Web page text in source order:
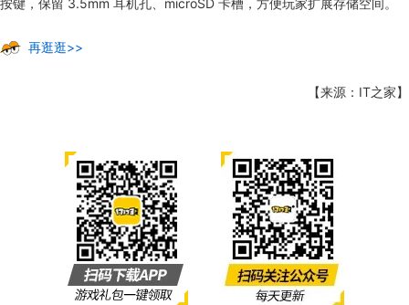
再逛逛>>
【来源：IT之家】